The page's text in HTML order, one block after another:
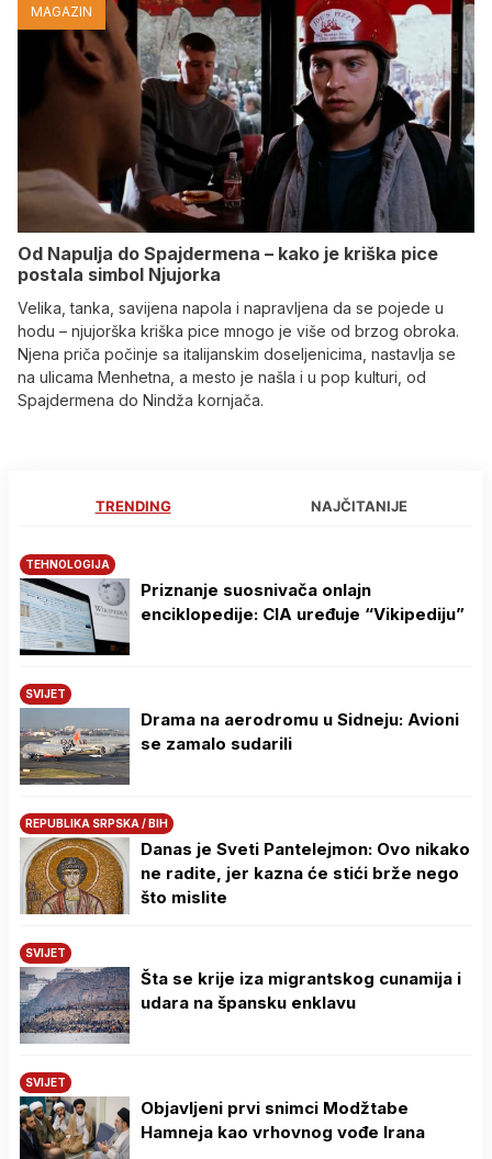
MAGAZIN
Od Napulja do Spajdermena – kako je kriška pice
postala simbol Njujorka
Velika, tanka, savijena napola i napravljena da se pojede u
hodu – njujorška kriška pice mnogo je više od brzog obroka.
Njena priča počinje sa italijanskim doseljenicima, nastavlja se
na ulicama Menhetna, a mesto je našla i u pop kulturi, od
Spajdermena do Nindža kornjača.
TRENDING NAJČITANIJE
TEHNOLOGIJA
Priznanje suosnivača onlajn
enciklopedije: CIA uređuje “Vikipediju”
SVIJET
Drama na aerodromu u Sidneju: Avioni
se zamalo sudarili
REPUBLIKA SRPSKA / BIH
Danas je Sveti Pantelejmon: Ovo nikako
ne radite, jer kazna će stići brže nego
što mislite
SVIJET
Šta se krije iza migrantskog cunamija i
udara na špansku enklavu
SVIJET
Objavljeni prvi snimci Modžtabe
Hamneja kao vrhovnog vođe Irana